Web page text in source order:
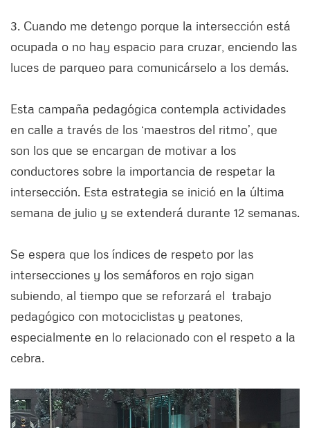
3. Cuando me detengo porque la intersección está
ocupada o no hay espacio para cruzar, enciendo las
luces de parqueo para comunicárselo a los demás.
Esta campaña pedagógica contempla actividades
en calle a través de los ‘maestros del ritmo’, que
son los que se encargan de motivar a los
conductores sobre la importancia de respetar la
intersección. Esta estrategia se inició en la última
semana de julio y se extenderá durante 12 semanas.
Se espera que los índices de respeto por las
intersecciones y los semáforos en rojo sigan
subiendo, al tiempo que se reforzará el trabajo
pedagógico con motociclistas y peatones,
especialmente en lo relacionado con el respeto a la
cebra.